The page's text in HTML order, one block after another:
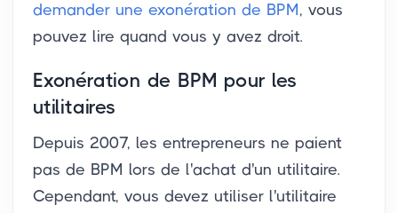
demander une exonération de BPM, vous
pouvez lire quand vous y avez droit.
Exonération de BPM pour les
utilitaires
Depuis 2007, les entrepreneurs ne paient
pas de BPM lors de l'achat d'un utilitaire.
Cependant, vous devez utiliser l'utilitaire